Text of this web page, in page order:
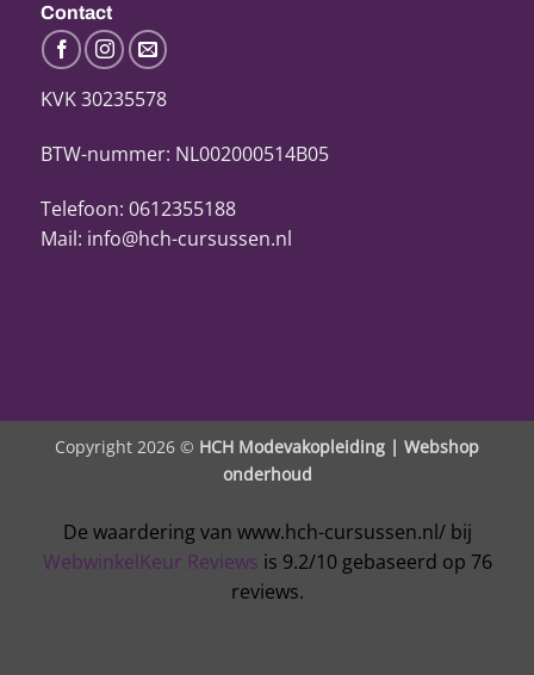
Contact
KVK 30235578
BTW-nummer: NL002000514B05
Telefoon: 0612355188
Mail: info@hch-cursussen.nl
Copyright 2026 © HCH Modevakopleiding | Webshop
onderhoud
De waardering van www.hch-cursussen.nl/ bij
WebwinkelKeur Reviews is 9.2/10 gebaseerd op 76
reviews.